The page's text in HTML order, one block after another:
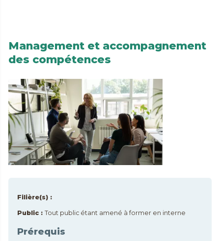
Management et accompagnement
des compétences
Filière(s) :
Public : Tout public étant amené à former en interne
Prérequis